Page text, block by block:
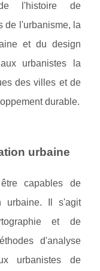
l'histoire de
de l'urbanisme, la
et du design
urbanistes la
des villes et de
durable.
urbaine
capables de
urbaine. Il s'agit
et de
d'analyse
urbanistes de